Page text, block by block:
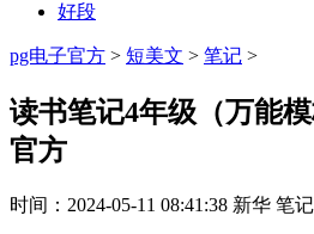
好段
pg电子官方 > 短美文 > 笔记 >
读书笔记4年级（万能
官方
时间： 2024-05-11 08:41:38 新华 笔记